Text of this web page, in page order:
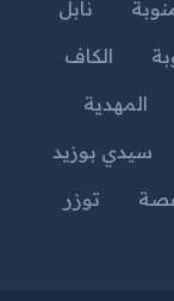
نابل
الكاف
المهدية
سيدي بوزيد
توزر